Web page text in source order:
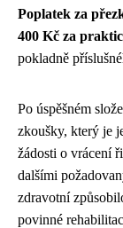
Poplatek za
400 Kč za
pokladně
Po úspěšném
zkoušky, který je
žádosti o vrácení
dalšími
zdravotní
povinné